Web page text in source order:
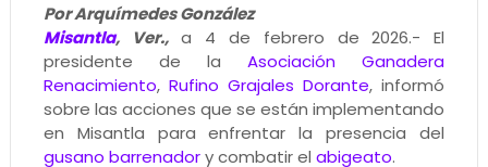
Por Arquímedes González
Misantla, Ver.,a 4 de febrero de 2026.- El
presidente de laAsociación Ganadera
Renacimiento, Rufino Grajales Dorante, informó
sobre las acciones que se están implementando
en Misantla para enfrentar la presencia del
gusano barrenadory combatir el abigeato.